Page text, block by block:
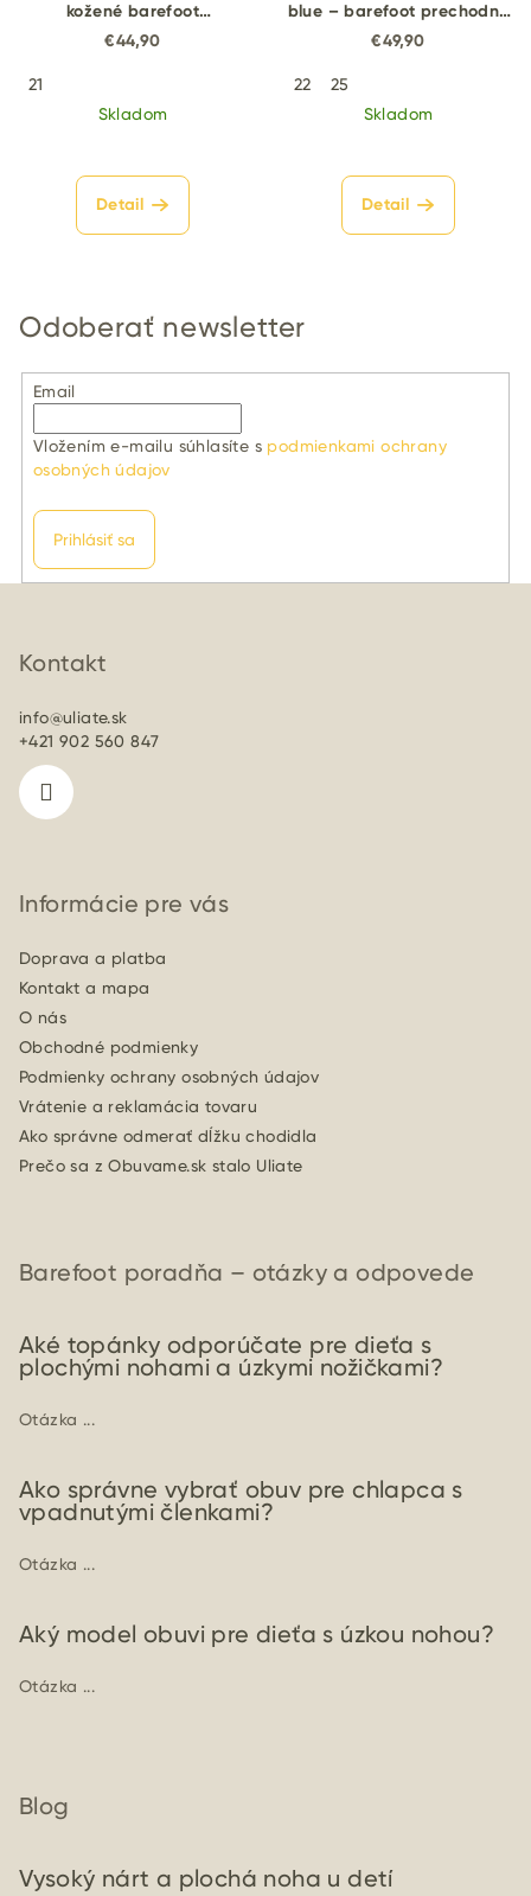
kožené barefoot
poltopánky
€44,90
21
Skladom
Detail
blue – barefoot prechodné
topánky
€49,90
22
25
Skladom
Detail
Odoberať newsletter
Email
Vložením e-mailu súhlasíte s podmienkami ochrany
osobných údajov
Prihlásiť sa
Kontakt
info@uliate.sk
+421 902 560 847
Informácie pre vás
Doprava a platba
Kontakt a mapa
O nás
Obchodné podmienky
Podmienky ochrany osobných údajov
Vrátenie a reklamácia tovaru
Ako správne odmerať dĺžku chodidla
Prečo sa z Obuvame.sk stalo Uliate
Barefoot poradňa – otázky a odpovede
Aké topánky odporúčate pre dieťa s
plochými nohami a úzkymi nožičkami?
Otázka ...
Ako správne vybrať obuv pre chlapca s
vpadnutými členkami?
Otázka ...
Aký model obuvi pre dieťa s úzkou nohou?
Otázka ...
Blog
Vysoký nárt a plochá noha u detí